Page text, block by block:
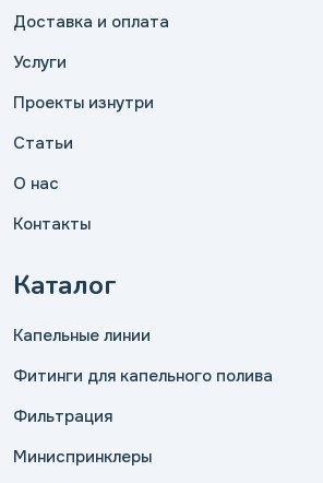
Доставка и оплата
Услуги
Проекты изнутри
Статьи
О нас
Контакты
Каталог
Капельные линии
Фитинги для капельного полива
Фильтрация
Миниспринклеры